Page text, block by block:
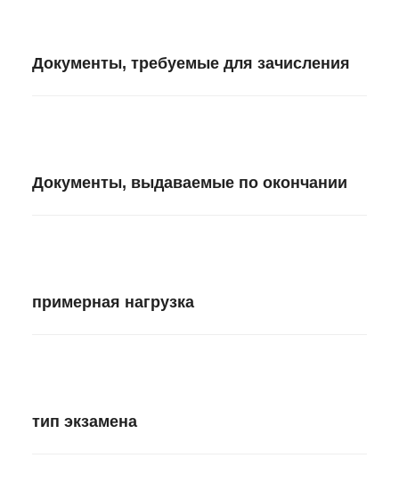
Документы, требуемые для зачисления
Документы, выдаваемые по окончании
примерная нагрузка
тип экзамена